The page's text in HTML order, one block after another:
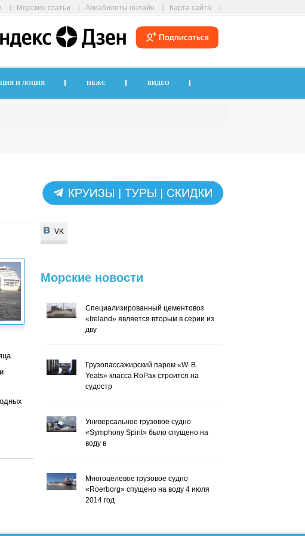
Морские статьи Авиабилеты онлайн Карта сайта
И ЛОЦИЯ НБЖС ВИДЕО
VK
VK
Морские новости
Специализированный цементовоз
«Ireland» является вторым в серии из
дву
Грузопассажирский паром «W. B.
Yeats» класса RoPax строится на
судостр
Универсальное грузовое судно
«Symphony Spirit» было спущено на
воду в
Многоцелевое грузовое судно
«Roerborg» спущено на воду 4 июля
2014 год